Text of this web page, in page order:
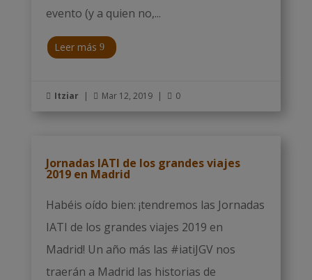
evento (y a quien no,...
Leer más
 Itziar |  Mar 12, 2019 |  0
Jornadas IATI de los grandes viajes
2019 en Madrid
Habéis oído bien: ¡tendremos las Jornadas
IATI de los grandes viajes 2019 en
Madrid! Un año más las #iatiJGV nos
traerán a Madrid las historias de